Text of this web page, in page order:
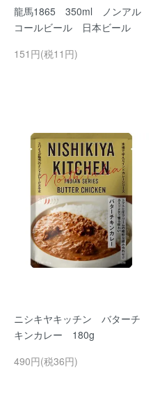
龍馬1865 350ml ノンアル
コールビール 日本ビール
151円(税11円)
ニシキヤキッチン バターチ
キンカレー 180g
490円(税36円)